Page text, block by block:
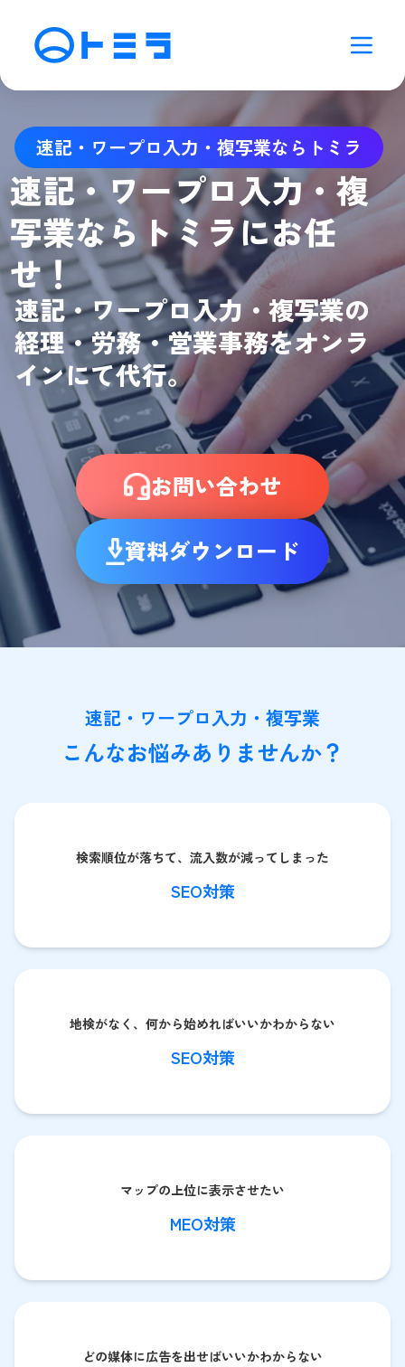
速記・ワープロ入力・複写業ならトミラ
速記・ワープロ入力・複
写業ならトミラにお任
せ！
速記・ワープロ入力・複写業の
経理・労務・営業事務をオンラ
インにて代行。
お問い合わせ
資料ダウンロード
速記・ワープロ入力・複写業
こんなお悩みありませんか？
検索順位が落ちて、流入数が減ってしまった
SEO対策
地検がなく、何から始めればいいかわからない
SEO対策
マップの上位に表示させたい
MEO対策
どの媒体に広告を出せばいいかわからない